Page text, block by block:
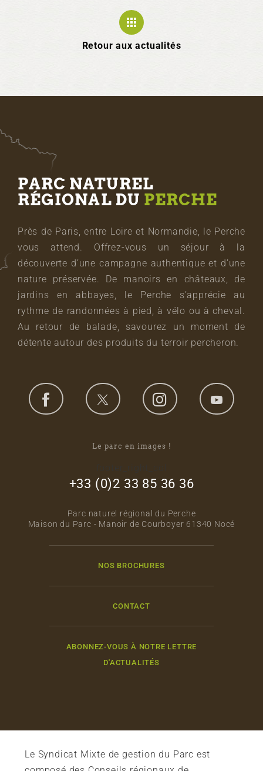
Retour aux actualités
PARC NATUREL
RÉGIONAL DU PERCHE
Près de Paris, entre Loire et Normandie, le Perche
vous attend. Offrez-vous un séjour à la
découverte d’une campagne authentique et d’une
nature préservée. De manoirs en châteaux, de
jardins en abbayes, le Perche s’apprécie au
rythme de randonnées à pied, à vélo ou à cheval.
Au retour de balade, savourez un moment de
détente autour des produits du terroir percheron.
Le parc en images !
+33 (0)2 33 85 36 36
Parc naturel régional du Perche
Maison du Parc - Manoir de Courboyer 61340 Nocé
NOS BROCHURES
CONTACT
ABONNEZ-VOUS À NOTRE LETTRE
D'ACTUALITÉS
Le Syndicat Mixte de gestion du Parc est